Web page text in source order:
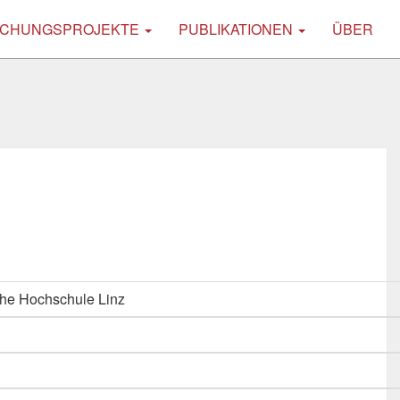
PUBLIKATIONEN ÜBER
Hochschule Linz